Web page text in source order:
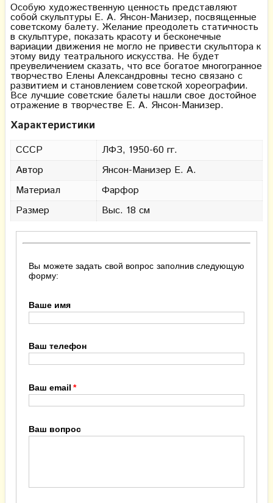
Особую художественную ценность представляют
собой скульптуры Е. А. Янсон-Манизер, посвященные
советскому балету. Желание преодолеть статичность
в скульптуре, показать красоту и бесконечные
вариации движения не могло не привести скульптора к
этому виду театрального искусства. Не будет
преувеличением сказать, что все богатое многогранное
творчество Елены Александровны тесно связано с
развитием и становлением советской хореографии.
Все лучшие советские балеты нашли свое достойное
отражение в творчестве Е. А. Янсон-Манизер.
Характеристики
СССР
ЛФЗ, 1950-60 гг.
Автор
Янсон-Манизер Е. А.
Материал
Фарфор
Размер
Выс. 18 см
Вы можете задать свой вопрос заполнив следующую
форму:
Ваше имя
Ваш телефон
Ваш email
Ваш вопрос